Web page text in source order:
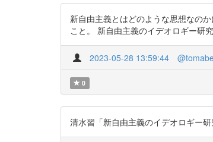
新自由主義とはどのような思想なの
こと。 新自由主義のイデオロギー研
2023-05-28 13:59:44
0
清水習「新自由主義のイデオロギー